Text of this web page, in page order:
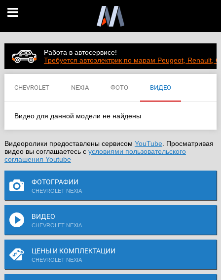
Работа в автосервисе!
Требуется автоэлектрик по марам Peugeot, Renault,
CHEVROLET NEXIA ФОТО ВИДЕО
ЦЕНЫ ХАРАКТЕРИСТИКИ
Видео для данной модели не найдены
Видеоролики предоставлены сервисом YouTube. Просматривая
видео вы соглашаетесь с условиями пользовательского
соглашения Youtube
ФОТОГРАФИИ
CHEVROLET NEXIA
ВИДЕО
CHEVROLET NEXIA
ЦЕНЫ И КОМПЛЕКТАЦИИ
CHEVROLET NEXIA